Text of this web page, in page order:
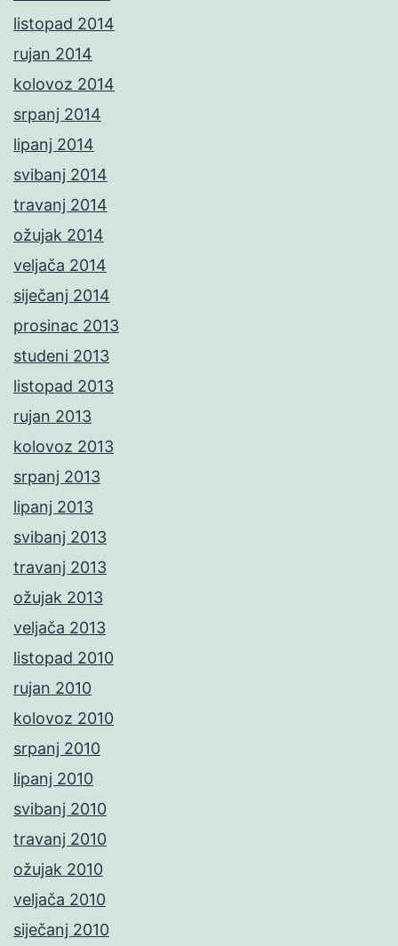
listopad 2014
rujan 2014
kolovoz 2014
srpanj 2014
lipanj 2014
svibanj 2014
travanj 2014
ožujak 2014
veljača 2014
siječanj 2014
prosinac 2013
studeni 2013
listopad 2013
rujan 2013
kolovoz 2013
srpanj 2013
lipanj 2013
svibanj 2013
travanj 2013
ožujak 2013
veljača 2013
listopad 2010
rujan 2010
kolovoz 2010
srpanj 2010
lipanj 2010
svibanj 2010
travanj 2010
ožujak 2010
veljača 2010
siječanj 2010